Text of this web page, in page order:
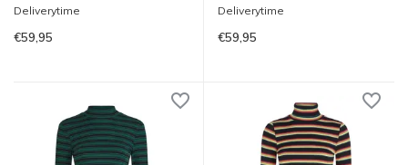
Deliverytime
€59,95
Deliverytime
€59,95